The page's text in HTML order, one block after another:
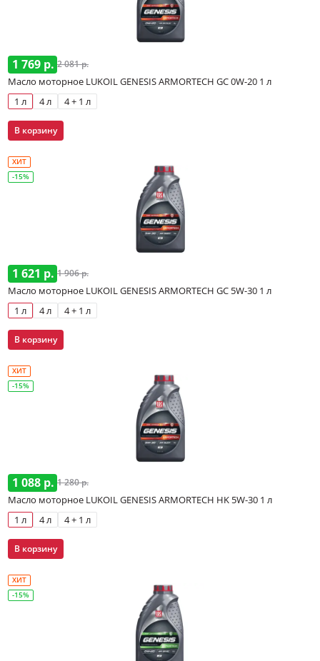
1 769 р. 2 081 р.
Масло моторное LUKOIL GENESIS ARMORTECH GC 0W-20 1 л
1 л
4 л 4 + 1 л
В корзину
ХИТ
-15%
1 621 р. 1 906 р.
Масло моторное LUKOIL GENESIS ARMORTECH GC 5W-30 1 л
1 л
4 л 4 + 1 л
В корзину
ХИТ
-15%
1 088 р. 1 280 р.
Масло моторное LUKOIL GENESIS ARMORTECH HK 5W-30 1 л
1 л
4 л 4 + 1 л
В корзину
ХИТ
-15%